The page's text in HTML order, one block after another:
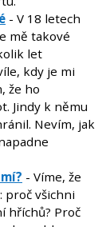
- V 18 letech
mě takové
let
kdy je mi
že ho
Jindy k němu
Nevím, jak
- Víme, že
proč všichni
hříchů? Proč